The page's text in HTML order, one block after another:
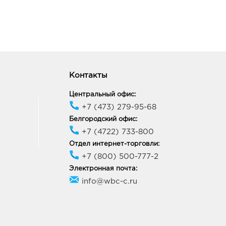
Воронежская обл, г
ул Шишкова, д. 72
10:00 - 21:00
Тенистый: руб.
Контакты
Центральный офис:
+7 (473) 279-95-68
Белгородский офис:
+7 (4722) 733-800
Отдел интернет-торговли:
+7 (800) 500-777-2
Электронная почта:
info@wbc-c.ru